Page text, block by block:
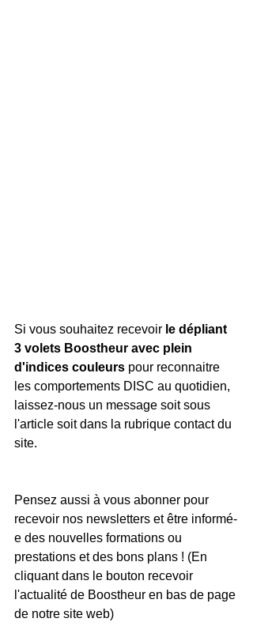
Si vous souhaitez recevoir le dépliant
3 volets Boostheur avec plein
d'indices couleurs pour reconnaitre
les comportements DISC au quotidien,
laissez-nous un message soit sous
l'article soit dans la rubrique contact du
site.
Pensez aussi à vous abonner pour
recevoir nos newsletters et être informé-
e des nouvelles formations ou
prestations et des bons plans ! (En
cliquant dans le bouton recevoir
l'actualité de Boostheur en bas de page
de notre site web)